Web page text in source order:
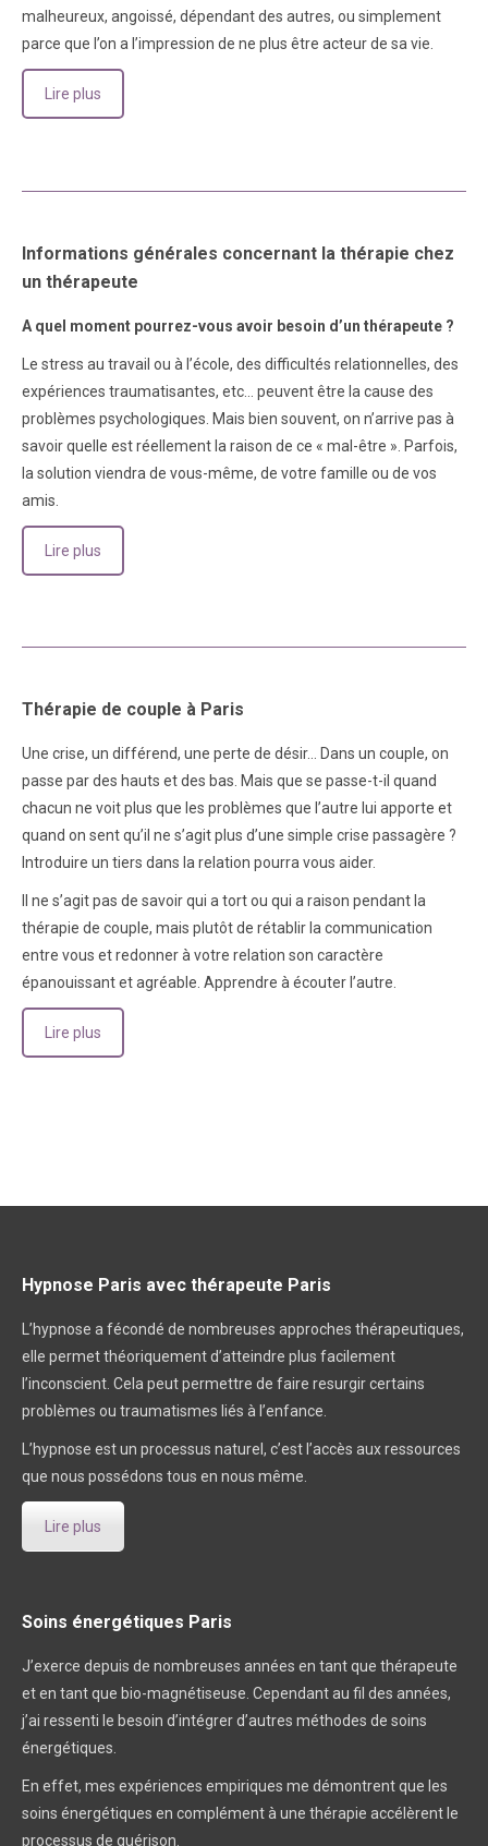
malheureux, angoissé, dépendant des autres, ou simplement
parce que l’on a l’impression de ne plus être acteur de sa vie.
Lire plus
Informations générales concernant la thérapie chez
un thérapeute
A quel moment pourrez-vous avoir besoin d’un thérapeute ?
Le stress au travail ou à l’école, des difficultés relationnelles, des
expériences traumatisantes, etc… peuvent être la cause des
problèmes psychologiques. Mais bien souvent, on n’arrive pas à
savoir quelle est réellement la raison de ce « mal-être ». Parfois,
la solution viendra de vous-même, de votre famille ou de vos
amis.
Lire plus
Thérapie de couple à Paris
Une crise, un différend, une perte de désir… Dans un couple, on
passe par des hauts et des bas. Mais que se passe-t-il quand
chacun ne voit plus que les problèmes que l’autre lui apporte et
quand on sent qu’il ne s’agit plus d’une simple crise passagère ?
Introduire un tiers dans la relation pourra vous aider.
Il ne s’agit pas de savoir qui a tort ou qui a raison pendant la
thérapie de couple, mais plutôt de rétablir la communication
entre vous et redonner à votre relation son caractère
épanouissant et agréable. Apprendre à écouter l’autre.
Lire plus
Hypnose Paris avec thérapeute Paris
L’hypnose a fécondé de nombreuses approches thérapeutiques,
elle permet théoriquement d’atteindre plus facilement
l’inconscient. Cela peut permettre de faire resurgir certains
problèmes ou traumatismes liés à l’enfance.
L’hypnose est un processus naturel, c’est l’accès aux ressources
que nous possédons tous en nous même.
Lire plus
Soins énergétiques Paris
J’exerce depuis de nombreuses années en tant que thérapeute
et en tant que bio-magnétiseuse. Cependant au fil des années,
j’ai ressenti le besoin d’intégrer d’autres méthodes de soins
énergétiques.
En effet, mes expériences empiriques me démontrent que les
soins énergétiques en complément à une thérapie accélèrent le
processus de guérison.